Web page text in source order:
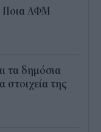
Ποια ΑΦΜ
τα δημόσια
στοιχεία της